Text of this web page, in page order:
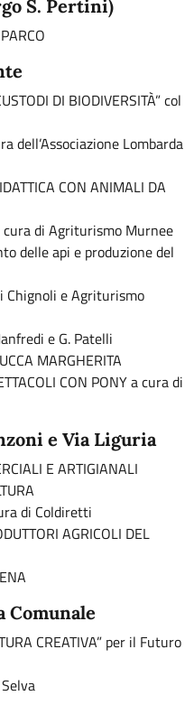
S. Pertini)
DI BIODIVERSITÀ” col
dell’Associazione Lombarda
CON ANIMALI DA
cura di Agriturismo Murnee
delle api e produzione del
Chignoli e Agriturismo
e G. Patelli
MARGHERITA
CON PONY a cura di
e Via Liguria
E ARTIGIANALI
di Coldiretti
AGRICOLI DEL
Comunale
CREATIVA” per il Futuro